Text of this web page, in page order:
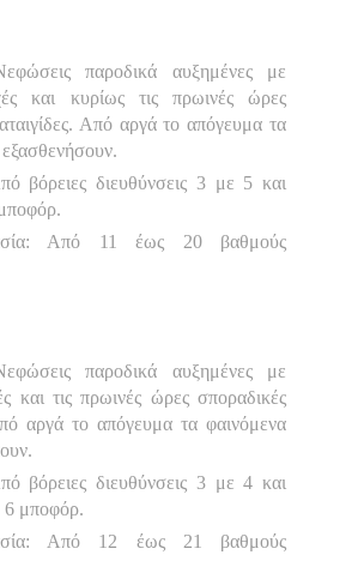
παροδικά αυξημένες με
και κυρίως τις πρωινές ώρες
Από αργά το απόγευμα τα
βόρειες διευθύνσεις 3 με 5 και
Από 11 έως 20 βαθμούς
παροδικά αυξημένες με
και τις πρωινές ώρες σποραδικές
αργά το απόγευμα τα φαινόμενα
βόρειες διευθύνσεις 3 με 4 και
6 μποφόρ.
Από 12 έως 21 βαθμούς